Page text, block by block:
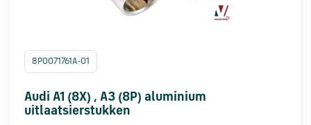
8P0071761A-01
Audi A1 (8X) , A3 (8P) aluminium
uitlaatsierstukken